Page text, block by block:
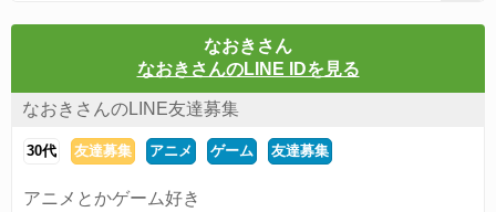
なおきさん
なおきさんのLINE IDを見る
なおきさんのLINE友達募集
30代 友達募集 アニメ ゲーム 友達募集
アニメとかゲーム好き